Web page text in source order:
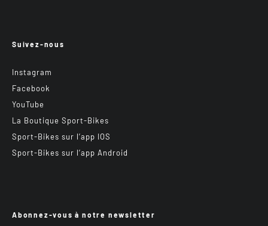
Suivez-nous
Instagram
Facebook
YouTube
La Boutique Sport-Bikes
Sport-Bikes sur l’app IOS
Sport-Bikes sur l’app Android
Abonnez-vous à notre newsletter